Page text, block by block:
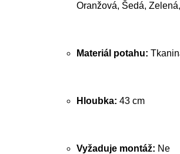
Oranžová, Šedá,
Materiál potahu:
Hloubka: 43 cm
Vyžaduje montáž: Ne